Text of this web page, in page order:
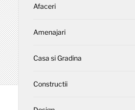
Afaceri
Amenajari
Casa si Gradina
Constructii